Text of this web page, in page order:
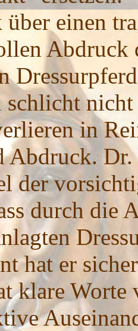
einen
Abdruck
in
Abdruck.
der
durch die
hat er
klare